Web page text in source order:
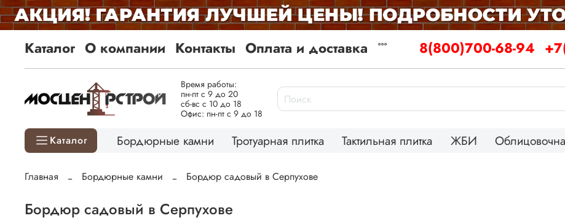
Каталог О компании Контакты Оплата и доставка 8(800)700-68-94
Время работы:
пн-пт с 9 до 20
сб-вс с 10 до 18
Офис: пн-пт с 9 до 18
Каталог Бордюрные камни Тротуарная плитка Тактильная плитка ЖБИ
Главная Бордюрные камни Бордюр садовый в Серпухове
Бордюр садовый в Серпухове